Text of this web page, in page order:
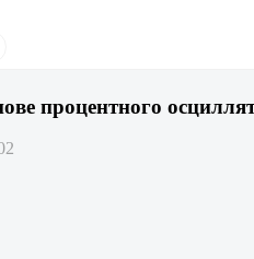
процентного